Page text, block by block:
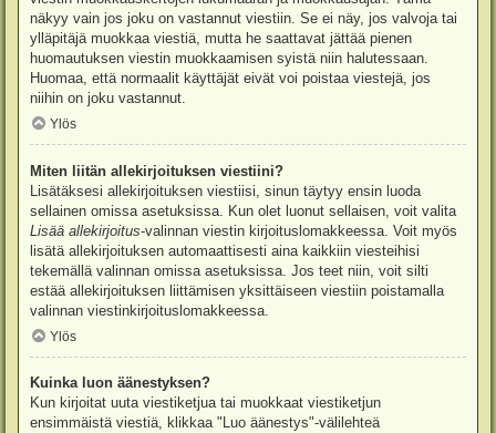
näkyy vain jos joku on vastannut viestiin. Se ei näy, jos valvoja tai
ylläpitäjä muokkaa viestiä, mutta he saattavat jättää pienen
huomautuksen viestin muokkaamisen syistä niin halutessaan.
Huomaa, että normaalit käyttäjät eivät voi poistaa viestejä, jos
niihin on joku vastannut.
Ylös
Miten liitän allekirjoituksen viestiini?
Lisätäksesi allekirjoituksen viestiisi, sinun täytyy ensin luoda
sellainen omissa asetuksissa. Kun olet luonut sellaisen, voit valita
Lisää allekirjoitus-valinnan viestin kirjoituslomakkeessa. Voit myös
lisätä allekirjoituksen automaattisesti aina kaikkiin viesteihisi
tekemällä valinnan omissa asetuksissa. Jos teet niin, voit silti
estää allekirjoituksen liittämisen yksittäiseen viestiin poistamalla
valinnan viestinkirjoituslomakkeessa.
Ylös
Kuinka luon äänestyksen?
Kun kirjoitat uuta viestiketjua tai muokkaat viestiketjun
ensimmäistä viestiä, klikkaa "Luo äänestys"-välilehteä